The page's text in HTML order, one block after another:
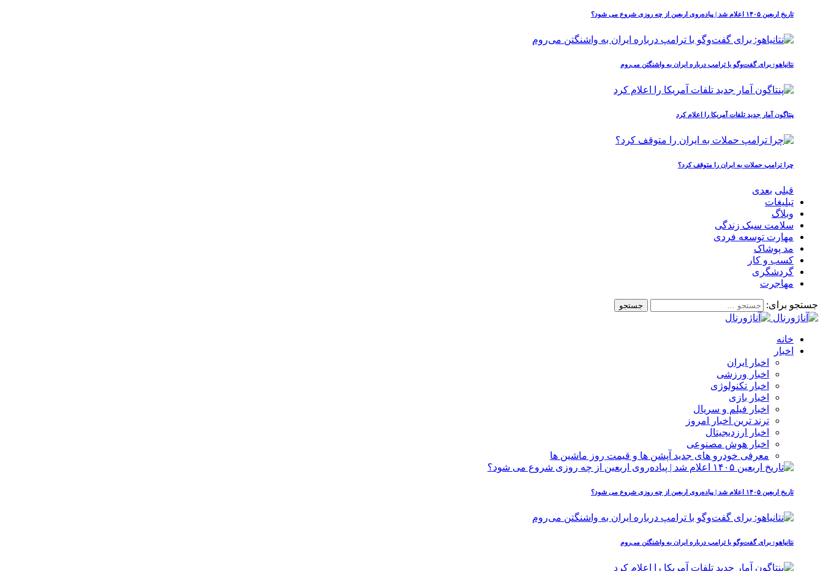
تاریخ اربعین ۱۴۰۵ اعلام شد | پیاده‌روی اربعین از چه روزی شروع می‌ شود؟
نتانیاهو: برای گفت‌وگو با ترامپ درباره ایران به واشنگتن می‌روم
پنتاگون آمار جدید تلفات آمریکا را اعلام کرد
چرا ترامپ حملات به ایران را متوقف کرد؟
قبلی بعدی
تبلیغات
وبلاگ
سلامت سبک زندگی
مهارت توسعه فردی
مد پوشاک
کسب و کار
گردشگری
مهاجرت
جستجو برای:
خانه
اخبار
اخبار ایران
اخبار ورزشی
اخبار تکنولوژی
اخبار بازی
اخبار فیلم و سریال
ترند ترین اخبار امروز
اخبار ارزدیجیتال
اخبار هوش مصنوعی
معرفی خودرو های جدید آپشن‌ ها و قیمت روز ماشین‌ ها
تاریخ اربعین ۱۴۰۵ اعلام شد | پیاده‌روی اربعین از چه روزی شروع می‌ شود؟
نتانیاهو: برای گفت‌وگو با ترامپ درباره ایران به واشنگتن می‌روم